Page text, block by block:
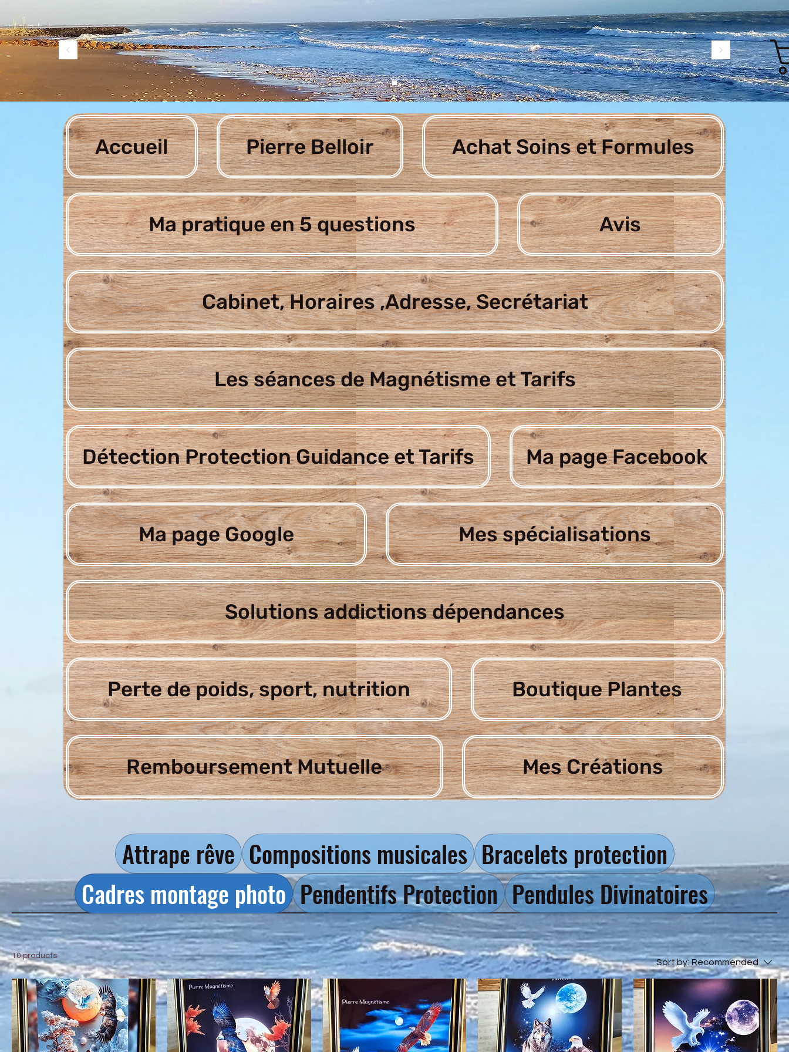
Accueil Pierre Belloir Achat Soins et Formules
Ma pratique en 5 questions Avis
Cabinet, Horaires ,Adresse, Secrétariat
Les séances de Magnétisme et Tarifs
Détection Protection Guidance et Tarifs Ma page Facebook
Ma page Google Mes spécialisations
Solutions addictions dépendances
Perte de poids, sport, nutrition Boutique Plantes
Remboursement Mutuelle Mes Créations
Attrape rêve Compositions musicales Bracelets protection
Cadres montage photo Pendentifs Protection Pendules Divinatoires
10 products
Sort by: Recommended